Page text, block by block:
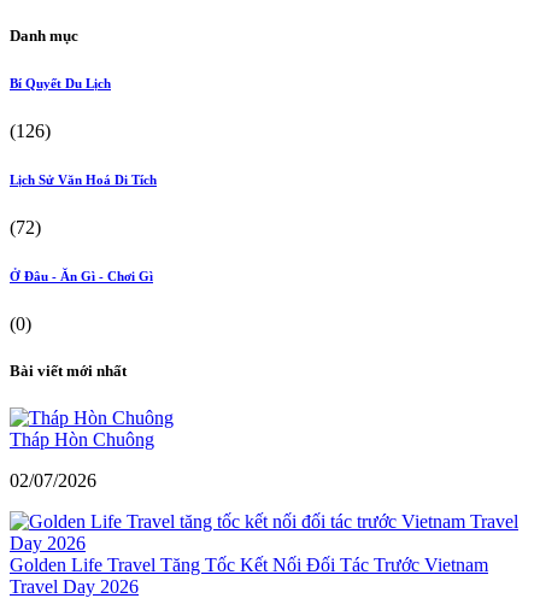
Danh mục
Bí Quyết Du Lịch
(126)
Lịch Sử Văn Hoá Di Tích
(72)
Ở Đâu - Ăn Gì - Chơi Gì
(0)
Bài viết mới nhất
Tháp Hòn Chuông
02/07/2026
Golden Life Travel Tăng Tốc Kết Nối Đối Tác Trước Vietnam
Travel Day 2026